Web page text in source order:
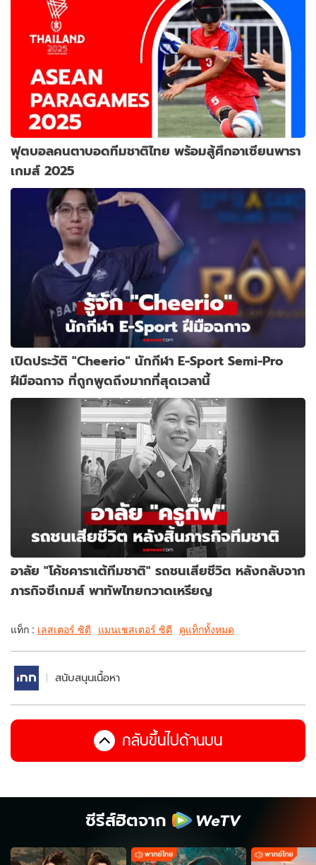
ฟุตบอลคนตาบอดทีมชาติไทย พร้อมสู้ศึกอาเซียนพารา
เกมส์ 2025
เปิดประวัติ "Cheerio" นักกีฬา E-Sport Semi-Pro
ฝีมือฉกาจ ที่ถูกพูดถึงมากที่สุดเวลานี้
อาลัย "โค้ชคาราเต้ทีมชาติ" รถชนเสียชีวิต หลังกลับจาก
ภารกิจซีเกมส์ พาทัพไทยกวาดเหรียญ
แท็ก : เลสเตอร์ ซิตี แมนเชสเตอร์ ซิตี ดูแท็กทั้งหมด
สนับสนุนเนื้อหา
กลับขึ้นไปด้านบน
ซีรีส์ฮิตจาก